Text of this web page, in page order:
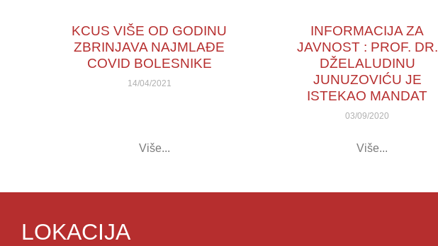
KCUS VIŠE OD GODINU
ZBRINJAVA NAJMLAĐE
COVID BOLESNIKE
14/04/2021
Više...
INFORMACIJA ZA
JAVNOST : PROF. DR.
DŽELALUDINU
JUNUZOVIĆU JE
ISTEKAO MANDAT
03/09/2020
Više...
LOKACIJA